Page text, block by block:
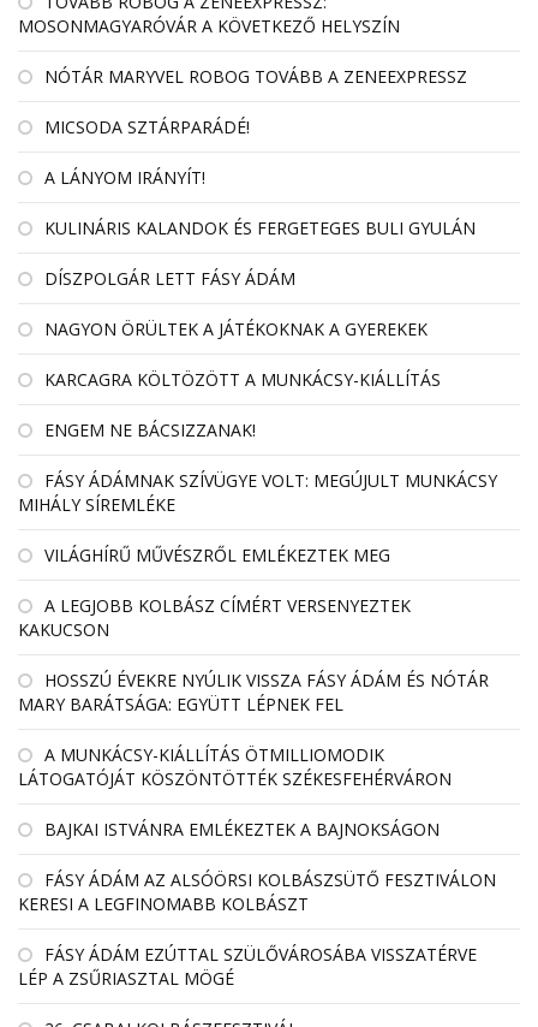
MOSONMAGYARÓVÁR A KÖVETKEZŐ HELYSZÍN
NÓTÁR MARYVEL ROBOG TOVÁBB A ZENEEXPRESSZ
MICSODA SZTÁRPARÁDÉ!
A LÁNYOM IRÁNYÍT!
KULINÁRIS KALANDOK ÉS FERGETEGES BULI GYULÁN
DÍSZPOLGÁR LETT FÁSY ÁDÁM
NAGYON ÖRÜLTEK A JÁTÉKOKNAK A GYEREKEK
KARCAGRA KÖLTÖZÖTT A MUNKÁCSY-KIÁLLÍTÁS
ENGEM NE BÁCSIZZANAK!
FÁSY ÁDÁMNAK SZÍVÜGYE VOLT: MEGÚJULT MUNKÁCSY
MIHÁLY SÍREMLÉKE
VILÁGHÍRŰ MŰVÉSZRŐL EMLÉKEZTEK MEG
A LEGJOBB KOLBÁSZ CÍMÉRT VERSENYEZTEK
KAKUCSON
HOSSZÚ ÉVEKRE NYÚLIK VISSZA FÁSY ÁDÁM ÉS NÓTÁR
MARY BARÁTSÁGA: EGYÜTT LÉPNEK FEL
A MUNKÁCSY-KIÁLLÍTÁS ÖTMILLIOMODIK
LÁTOGATÓJÁT KÖSZÖNTÖTTÉK SZÉKESFEHÉRVÁRON
BAJKAI ISTVÁNRA EMLÉKEZTEK A BAJNOKSÁGON
FÁSY ÁDÁM AZ ALSÓÖRSI KOLBÁSZSÜTŐ FESZTIVÁLON
KERESI A LEGFINOMABB KOLBÁSZT
FÁSY ÁDÁM EZÚTTAL SZÜLŐVÁROSÁBA VISSZATÉRVE
LÉP A ZSŰRIASZTAL MÖGÉ